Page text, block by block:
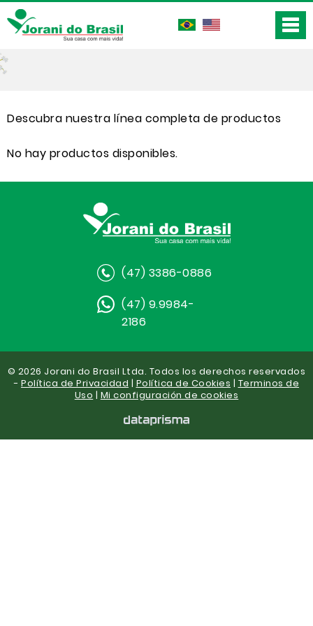
Descubra nuestra línea completa de productos
No hay productos disponibles.
(47) 3386-0886
(47) 9.9984-
2186
© 2026 Jorani do Brasil Ltda. Todos los derechos reservados
- Política de Privacidad | Política de Cookies | Terminos de
Uso | Mi configuración de cookies